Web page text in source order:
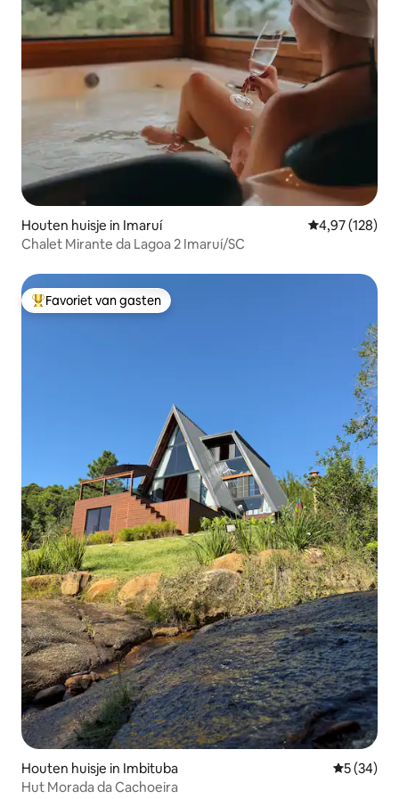
Houten huisje in Imaruí Gemiddelde
4,97 (128)
Chalet Mirante da Lagoa 2 Imaruí/SC
Topfavoriet van gasten
Favoriet van gasten
Houten huisje in Imbituba
5 (34)
Hut Morada da Cachoeira